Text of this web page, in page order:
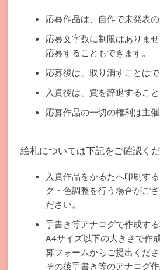
応募作品は、自作で未発表の
応募文字数に制限はありま
応募することもできます。
応募後は、取り消すことはで
入賞後は、賞を辞退すること
応募作品の一切の権利は主催
絵札については下記をご確認くだ
入賞作品をかるたへ印刷す
グ・色調整を行う場合がご
ださい。
手書き等アナログで作成す
A4サイズ以下の大きさで作
募フォームからご提出くださ
その後手書き等のアナログ